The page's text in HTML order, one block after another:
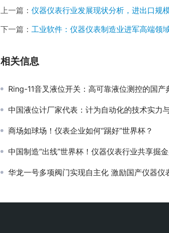
上一篇： 仪器仪表行业发展现状分析，进出口规
下一篇： 工业软件：仪器仪表制造业进军高端领
相关信息
Ring-11音叉液位开关：高可靠液位测控的国产
中国液位计厂家代表：计为自动化的技术实力与工
商场如球场！仪表企业如何“踢好”世界杯？
中国制造“出线”世界杯！仪器仪表行业共享掘金盛宴（产
华龙一号多项阀门实现自主化 激励国产仪器仪表行业